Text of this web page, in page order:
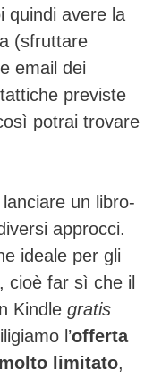
quindi avere la
(sfruttare
email dei
previste
potrai trovare
un libro-
approcci.
ideale per gli
cioè far sì che il
Kindle gratis
l’offerta
limitato,